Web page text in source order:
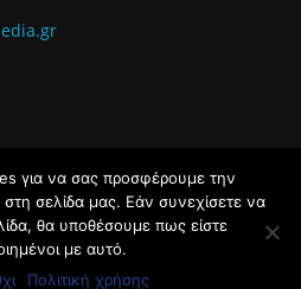
για να σας προσφέρουμε την
στη σελίδα μας. Εάν συνεχίσετε να
θα υποθέσουμε πως είστε
με αυτό.
Πολιτική χρήσης